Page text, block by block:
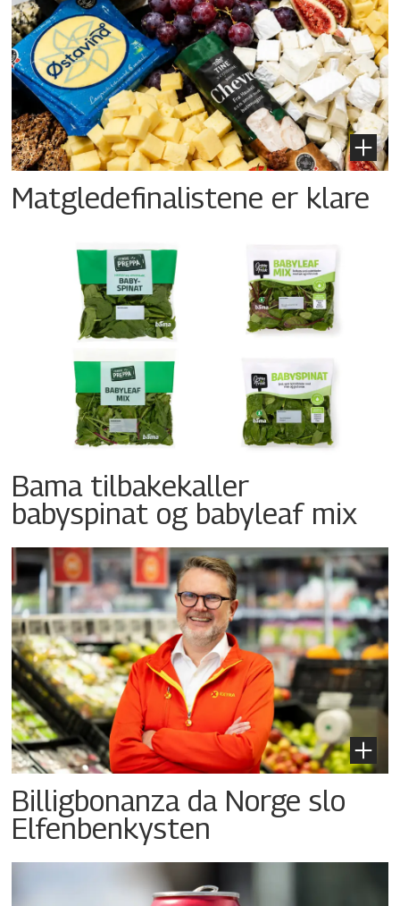
Matgledefinalistene er klare
Bama tilbakekaller
babyspinat og babyleaf mix
Billigbonanza da Norge slo
Elfenbenkysten